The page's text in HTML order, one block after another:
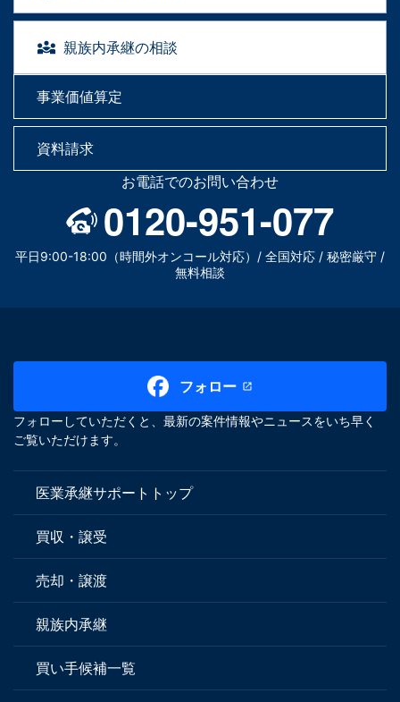
親族内承継の相談
事業価値算定
資料請求
お電話でのお問い合わせ
0120-951-077
平日9:00-18:00（時間外オンコール対応）/ 全国対応 / 秘密厳守 /
無料相談
フォロー
フォローしていただくと、最新の案件情報やニュースをいち早く
ご覧いただけます。
医業承継サポートトップ
買収・譲受
売却・譲渡
親族内承継
買い手候補一覧